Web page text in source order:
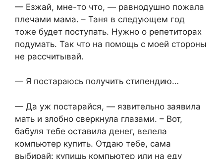
— Езжай, мне-то что, — равнодушно пожала
плечами мама. – Таня в следующем год
тоже будет поступать. Нужно о репетиторах
подумать. Так что на помощь с моей стороны
не рассчитывай.
— Я постараюсь получить стипендию…
— Да уж постарайся, — язвительно заявила
мать и злобно сверкнула глазами. – Вот,
бабуля тебе оставила денег, велела
компьютер купить. Отдаю тебе, сама
выбирай: купишь компьютер или на еду